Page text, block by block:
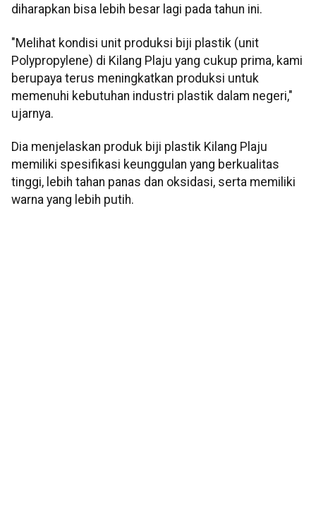
diharapkan bisa lebih besar lagi pada tahun ini.
"Melihat kondisi unit produksi biji plastik (unit
Polypropylene) di Kilang Plaju yang cukup prima, kami
berupaya terus meningkatkan produksi untuk
memenuhi kebutuhan industri plastik dalam negeri,"
ujarnya.
Dia menjelaskan produk biji plastik Kilang Plaju
memiliki spesifikasi keunggulan yang berkualitas
tinggi, lebih tahan panas dan oksidasi, serta memiliki
warna yang lebih putih.